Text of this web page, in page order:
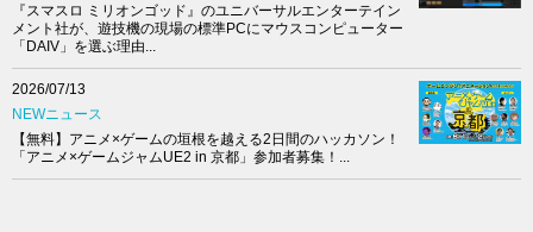
『スマスロ ミリオンゴッド』のユニバーサルエンターテイン
メント社が、遊技機の現場の標準PCにマウスコンピューター
「DAIV」を選ぶ理由...
2026/07/13
NEWニュース
【無料】アニメ×ゲームの垣根を越える2日間のハッカソン！
「アニメ×ゲームジャムUE2 in 京都」参加者募集！...